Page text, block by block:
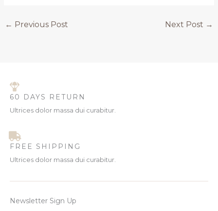
← Previous Post Next Post →
60 DAYS RETURN
Ultrices dolor massa dui curabitur.
FREE SHIPPING
Ultrices dolor massa dui curabitur.
Newsletter Sign Up